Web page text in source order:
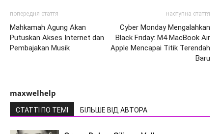
попередня стаття
Mahkamah Agung Akan
Putuskan Akses Internet dan
Pembajakan Musik
наступна стаття
Cyber Monday Mengalahkan
Black Friday: M4 MacBook Air
Apple Mencapai Titik Terendah
Baru
maxwelhelp
СТАТТІ ПО ТЕМІ БІЛЬШЕ ВІД АВТОРА